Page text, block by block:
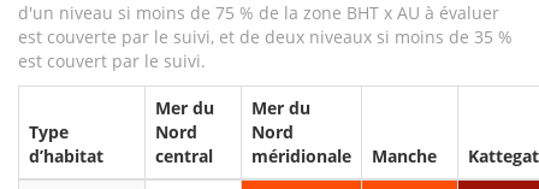
d'un niveau si moins de 75 % de la zone BHT x AU à évaluer
est couverte par le suivi, et de deux niveaux si moins de 35 %
est couvert par le suivi.
Type
d’habitat
Mer du
Nord
central
Mer du
Nord
méridionale
Manche
Kattegat